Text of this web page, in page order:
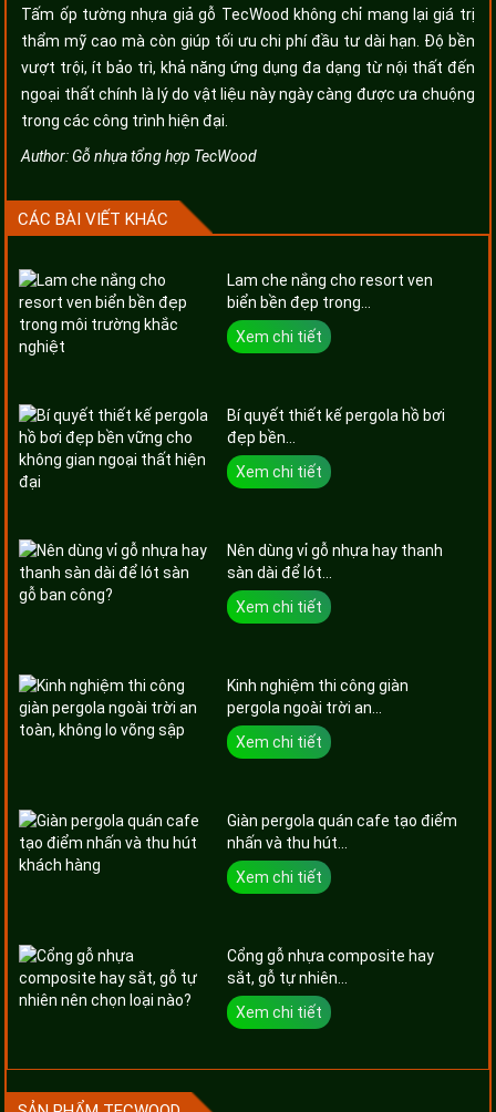
Tấm ốp tường nhựa giả gỗ TecWood không chỉ mang lại giá trị
thẩm mỹ cao mà còn giúp tối ưu chi phí đầu tư dài hạn. Độ bền
vượt trội, ít bảo trì, khả năng ứng dụng đa dạng từ nội thất đến
ngoại thất chính là lý do vật liệu này ngày càng được ưa chuộng
trong các công trình hiện đại.
Author:Gỗ nhựa tổng hợp TecWood
CÁC BÀI VIẾT KHÁC
Lam che nắng cho resort ven
biển bền đẹp trong...
Xem chi tiết
Bí quyết thiết kế pergola hồ bơi
đẹp bền...
Xem chi tiết
Nên dùng vỉ gỗ nhựa hay thanh
sàn dài để lót...
Xem chi tiết
Kinh nghiệm thi công giàn
pergola ngoài trời an...
Xem chi tiết
Giàn pergola quán cafe tạo điểm
nhấn và thu hút...
Xem chi tiết
Cổng gỗ nhựa composite hay
sắt, gỗ tự nhiên...
Xem chi tiết